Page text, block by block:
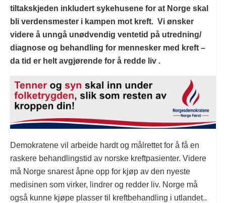
tiltakskjeden inkludert sykehusene for at Norge skal
bli verdensmester i kampen mot kreft. Vi ønsker
videre å unngå unødvendig ventetid på utredning/
diagnose og behandling for mennesker med kreft –
da tid er helt avgjørende for å redde liv .
Demokratene vil arbeide hardt og målrettet for å få en
raskere behandlingstid av norske kreftpasienter. Videre
må Norge snarest åpne opp for kjøp av den nyeste
medisinen som virker, lindrer og redder liv. Norge må
også kunne kjøpe plasser til kreftbehandling i utlandet..